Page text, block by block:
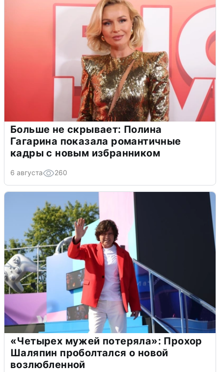
Больше не скрывает: Полина
Гагарина показала романтичные
кадры с новым избранником
6 августа 260
«Четырех мужей потеряла»: Прохор
Шаляпин проболтался о новой
возлюбленной